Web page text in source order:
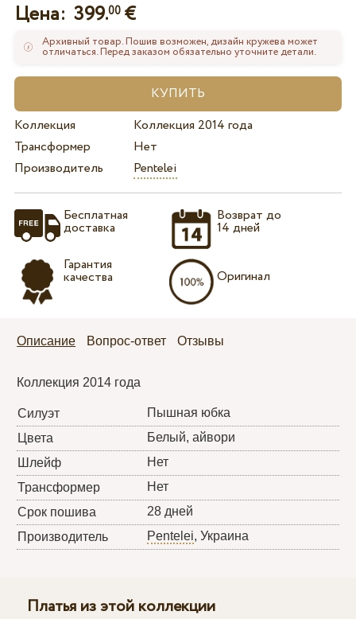
Цена: 399.00€
Архивный товар. Пошив возможен, дизайн кружева может
отличаться. Перед заказом обязательно уточните детали.
Коллекция
Коллекция 2014 года
Трансформер
Нет
Производитель
Pentelei
Бесплатная
доставка
Гарантия
качества
Возврат до
14 дней
Оригинал
Описание Вопрос-ответ Отзывы
Коллекция 2014 года
Силуэт
Пышная юбка
Цвета
Белый, айвори
Шлейф
Нет
Трансформер
Нет
Срок пошива
28 дней
Производитель
Pentelei, Украина
Платья из этой коллекции